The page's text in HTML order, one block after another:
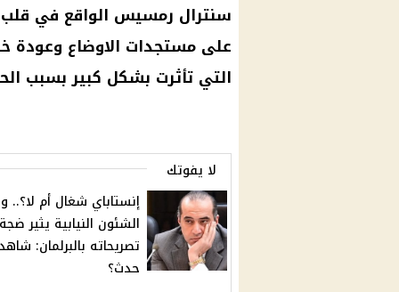
سنترال رمسيس الواقع في قلب
على مستجدات الاوضاع وعودة
التي تأثرت بشكل كبير بسبب
لا يفوتك
إنستاباي شغال أم لا؟..
الشئون النيابية يثير
تصريحاته بالبرلمان:
حدث؟